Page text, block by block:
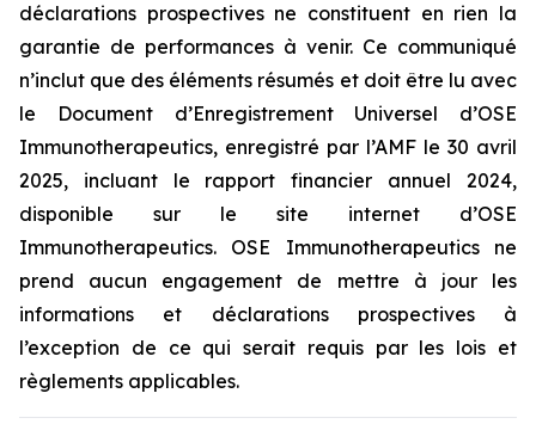
déclarations prospectives ne constituent en rien la
garantie de performances à venir. Ce communiqué
n’inclut que des éléments résumés et doit être lu avec
le Document d’Enregistrement Universel d’OSE
Immunotherapeutics, enregistré par l’AMF le 30 avril
2025, incluant le rapport financier annuel 2024,
disponible sur le site internet d’OSE
Immunotherapeutics. OSE Immunotherapeutics ne
prend aucun engagement de mettre à jour les
informations et déclarations prospectives à
l’exception de ce qui serait requis par les lois et
règlements applicables.